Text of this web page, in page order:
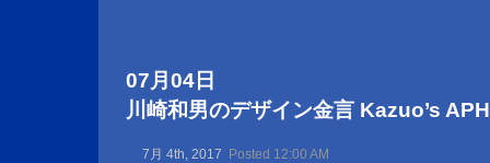
07月04日
川崎和男のデザイン金言 Kazuo’s
7月 4th, 2017 Posted 12:00 AM